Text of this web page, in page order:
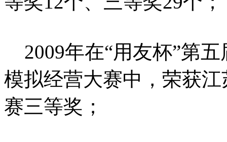
2009年在“用友杯”第
模拟经营大赛中，荣获
赛三等奖；